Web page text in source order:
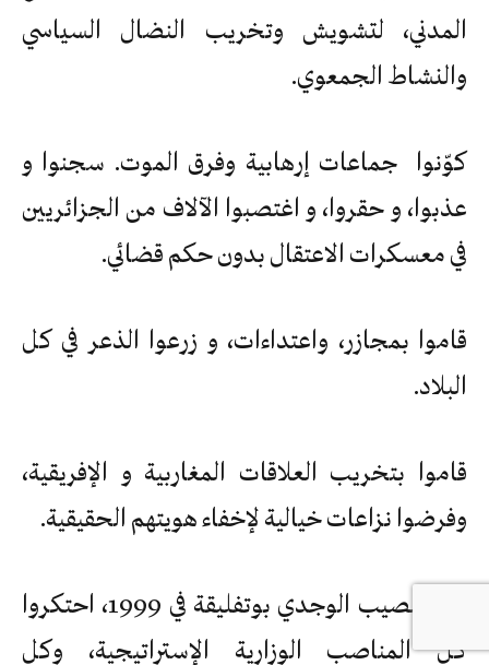
المدني، لتشويش وتخريب النضال السياسي
والنشاط الجمعوي.
كوّنوا جماعات إرهابية وفرق الموت. سجنوا و
عذبوا، و حقروا، و اغتصبوا الآلاف من الجزائريين
في معسكرات الاعتقال بدون حكم قضائي.
قاموا بمجازر، واعتداءات، و زرعوا الذعر في كل
البلاد.
قاموا بتخريب العلاقات المغاربية و الإفريقية،
وفرضوا نزاعات خيالية لإخفاء هويتهم الحقيقية.
منذ تنصيب الوجدي بوتفليقة في 1999، احتكروا
كل المناصب الوزارية الإستراتيجية، وكل